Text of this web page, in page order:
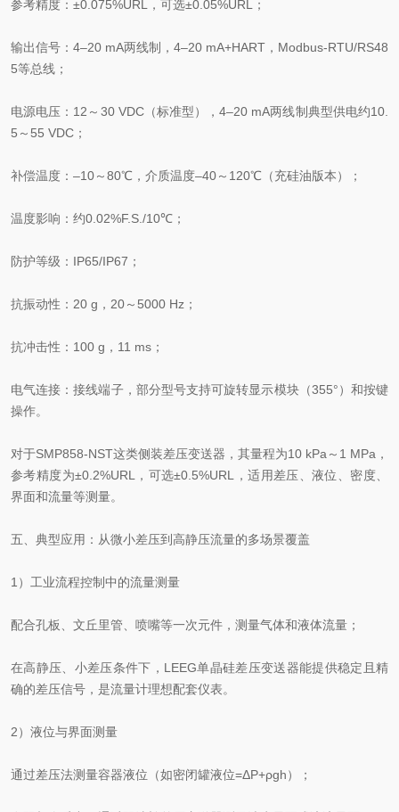
参考精度：±0.075%URL，可选±0.05%URL；
输出信号：4–20 mA两线制，4–20 mA+HART，Modbus‑RTU/RS48
5等总线；
电源电压：12～30 VDC（标准型），4–20 mA两线制典型供电约10.
5～55 VDC；
补偿温度：–10～80℃，介质温度–40～120℃（充硅油版本）；
温度影响：约0.02%F.S./10℃；
防护等级：IP65/IP67；
抗振动性：20 g，20～5000 Hz；
抗冲击性：100 g，11 ms；
电气连接：接线端子，部分型号支持可旋转显示模块（355°）和按键
操作。
对于SMP858‑NST这类侧装差压变送器，其量程为10 kPa～1 MPa，
参考精度为±0.2%URL，可选±0.5%URL，适用差压、液位、密度、
界面和流量等测量。
五、典型应用：从微小差压到高静压流量的多场景覆盖
1）工业流程控制中的流量测量
配合孔板、文丘里管、喷嘴等一次元件，测量气体和液体流量；
在高静压、小差压条件下，LEEG单晶硅差压变送器能提供稳定且精
确的差压信号，是流量计理想配套仪表。
2）液位与界面测量
通过差压法测量容器液位（如密闭罐液位=ΔP+ρgh）；